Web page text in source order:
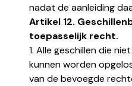
nadat de aanleiding
Artikel 12.
toepasselijk recht.
1. Alle geschillen die
kunnen worden
van de bevoegde